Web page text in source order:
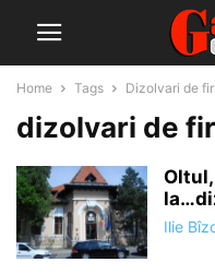
Home Tags Dizolvari de
dizolvari de
Ilie